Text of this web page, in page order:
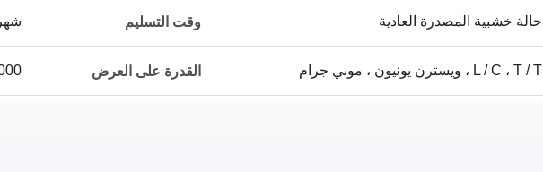
حالة خشبية المصدرة العادية وقت التسليم
L / C ، T / T ، ويسترن يونيون ، موني جرام القدرة على العرض 1000